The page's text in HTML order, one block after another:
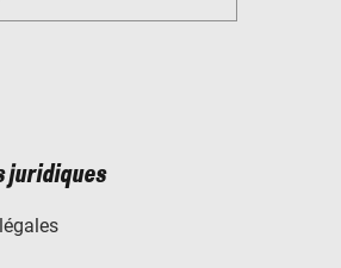
juridiques